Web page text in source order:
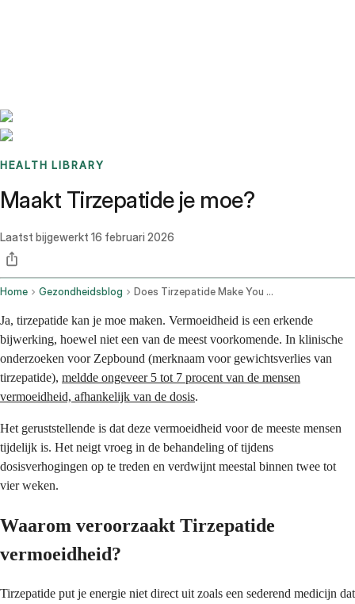
HEALTH LIBRARY
Maakt Tirzepatide je moe?
Laatst bijgewerkt 16 februari 2026
Home Gezondheidsblog Does Tirzepatide Make You Tired
Ja, tirzepatide kan je moe maken. Vermoeidheid is een erkende
bijwerking, hoewel niet een van de meest voorkomende. In klinische
onderzoeken voor Zepbound (merknaam voor gewichtsverlies van
tirzepatide), meldde ongeveer 5 tot 7 procent van de mensen
vermoeidheid, afhankelijk van de dosis.
Het geruststellende is dat deze vermoeidheid voor de meeste mensen
tijdelijk is. Het neigt vroeg in de behandeling of tijdens
dosisverhogingen op te treden en verdwijnt meestal binnen twee tot
vier weken.
Waarom veroorzaakt Tirzepatide
vermoeidheid?
Tirzepatide put je energie niet direct uit zoals een sederend medicijn dat